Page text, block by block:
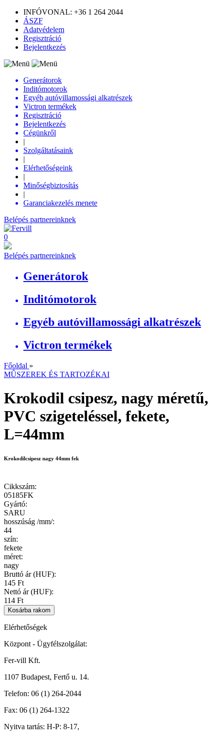
INFÓVONAL: +36 1 264 2044
ÁSZF
Adatvédelem
Regisztráció
Bejelentkezés
Generátorok
Inditómotorok
Egyéb autóvillamossági alkatrészek
Victron termékek
Regisztráció
Bejelentkezés
Cégünkről
|
Szolgáltatásaink
|
Elérhetőségeink
|
Minőségbiztosítás
|
Garanciakezelés menete
Belépés partnereinknek
0
Belépés partnereinknek
Generátorok
Inditómotorok
Egyéb autóvillamossági alkatrészek
Victron termékek
Főoldal »
MÛSZEREK ÉS TARTOZÉKAI
Krokodil csipesz, nagy méretű,
PVC szigeteléssel, fekete,
L=44mm
Krokodilcsipesz nagy 44mm fek
Cikkszám:
05185FK
Gyártó:
SARU
hosszúság /mm/:
44
szín:
fekete
méret:
nagy
Bruttó ár (HUF):
145 Ft
Nettó ár (HUF):
114 Ft
Elérhetőségek
Központ - Ügyfélszolgálat:
Fer-vill Kft.
1107 Budapest, Fertő u. 14.
Telefon: 06 (1) 264-2044
Fax: 06 (1) 264-1322
Nyitva tartás: H-P: 8-17,